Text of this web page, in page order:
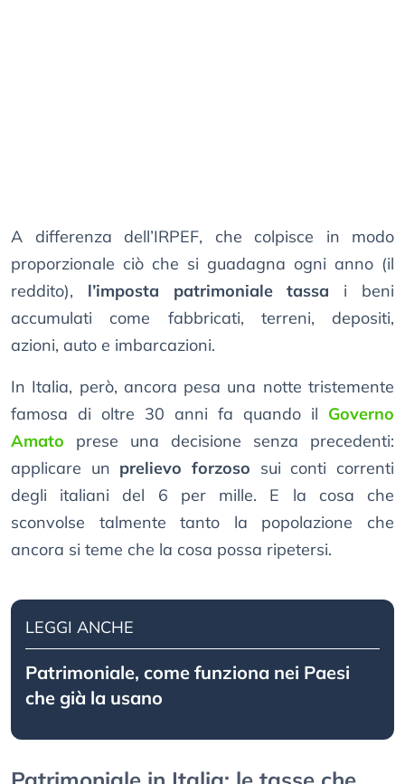
A differenza dell’IRPEF, che colpisce in modo
proporzionale ciò che si guadagna ogni anno (il
reddito), l’imposta patrimoniale tassa i beni
accumulati come fabbricati, terreni, depositi,
azioni, auto e imbarcazioni.
In Italia, però, ancora pesa una notte tristemente
famosa di oltre 30 anni fa quando il Governo
Amato prese una decisione senza precedenti:
applicare un prelievo forzoso sui conti correnti
degli italiani del 6 per mille. E la cosa che
sconvolse talmente tanto la popolazione che
ancora si teme che la cosa possa ripetersi.
LEGGI ANCHE
Patrimoniale, come funziona nei Paesi
che già la usano